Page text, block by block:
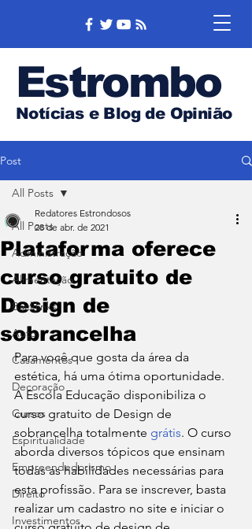
Estrombo
Notícias e Blog de Opinião
Post
All Posts
Administração
Alimentação
Backlinks
Auto
Casamentos
Decoração
Cursos
Espiritualidade
Empreendedorismo
Direito
Investimentos
All Posts
Plataforma oferece
curso gratuito de
Design de
sobrancelha
Redatores Estrondosos
28 de abr. de 2021
Para você que gosta da área da
estética, há uma ótima oportunidade.
A Escola Educação disponibiliza o
curso gratuito de Design de
sobrancelha totalmente grátis. O curso
aborda diversos tópicos que ensinam
todas as habilidades necessárias para
esta profissão. Para se inscrever, basta
realizar um cadastro no site e iniciar o